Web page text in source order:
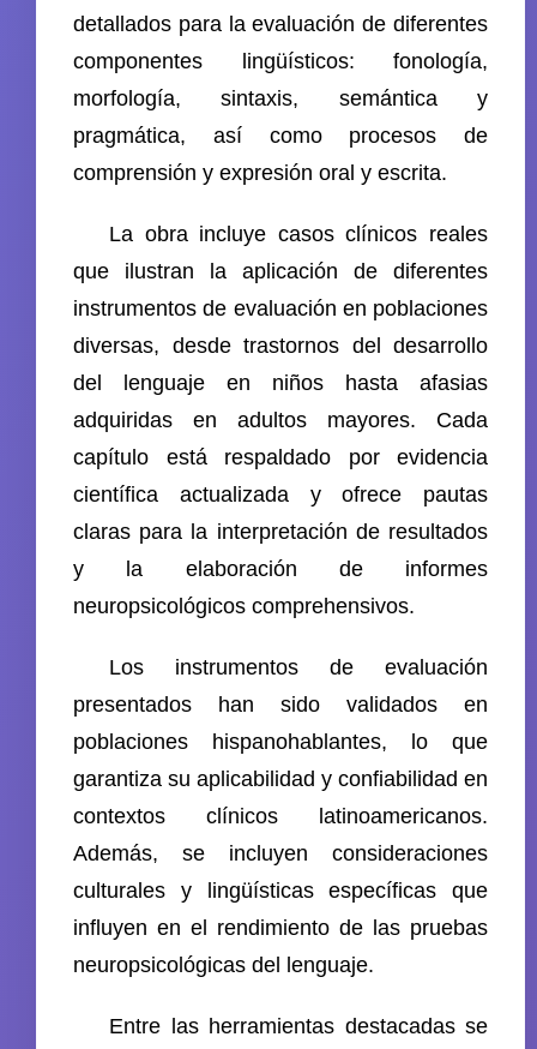
detallados para la evaluación de diferentes
componentes lingüísticos: fonología,
morfología, sintaxis, semántica y
pragmática, así como procesos de
comprensión y expresión oral y escrita.
La obra incluye casos clínicos reales
que ilustran la aplicación de diferentes
instrumentos de evaluación en poblaciones
diversas, desde trastornos del desarrollo
del lenguaje en niños hasta afasias
adquiridas en adultos mayores. Cada
capítulo está respaldado por evidencia
científica actualizada y ofrece pautas
claras para la interpretación de resultados
y la elaboración de informes
neuropsicológicos comprehensivos.
Los instrumentos de evaluación
presentados han sido validados en
poblaciones hispanohablantes, lo que
garantiza su aplicabilidad y confiabilidad en
contextos clínicos latinoamericanos.
Además, se incluyen consideraciones
culturales y lingüísticas específicas que
influyen en el rendimiento de las pruebas
neuropsicológicas del lenguaje.
Entre las herramientas destacadas se